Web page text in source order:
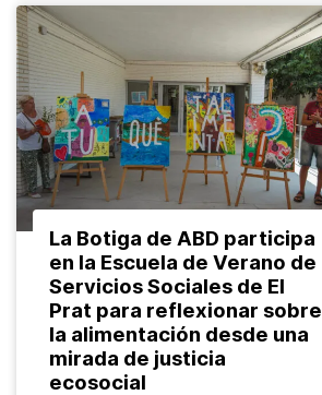
La Botiga de ABD participa
en la Escuela de Verano de
Servicios Sociales de El
Prat para reflexionar sobre
la alimentación desde una
mirada de justicia
ecosocial